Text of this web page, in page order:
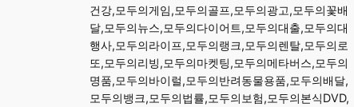
건강,모두의게임,모두의골프,모두의광고,모두의꽃배
달,모두의뉴스,모두의다이어트,모두의대출,모두의대
행사,모두의라이프,모두의랭크,모두의렌탈,모두의로
또,모두의리빙,모두의마켓팅,모두의메타버스,모두의
명품,모두의바이럴,모두의반려동물용품,모두의배달,
모두의뱅크,모두의법률,모두의보험,모두의본식DVD,